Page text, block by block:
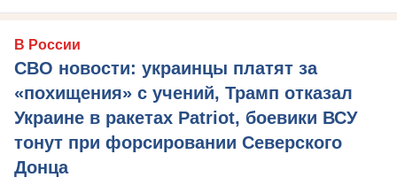
В России
СВО новости: украинцы платят за
«похищения» с учений, Трамп отказал
Украине в ракетах Patriot, боевики ВСУ
тонут при форсировании Северского
Донца